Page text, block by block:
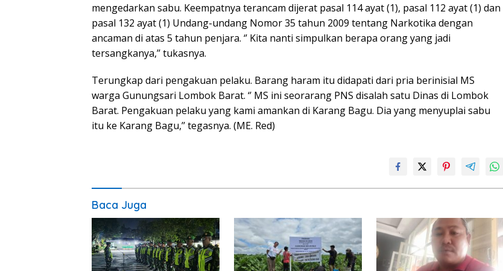
mengedarkan sabu. Keempatnya terancam dijerat pasal 114 ayat (1), pasal 112 ayat (1) dan
pasal 132 ayat (1) Undang-undang Nomor 35 tahun 2009 tentang Narkotika dengan
ancaman di atas 5 tahun penjara. ‘’ Kita nanti simpulkan berapa orang yang jadi
tersangkanya,’’ tukasnya.
Terungkap dari pengakuan pelaku. Barang haram itu didapati dari pria berinisial MS
warga Gunungsari Lombok Barat. ‘’ MS ini seorarang PNS disalah satu Dinas di Lombok
Barat. Pengakuan pelaku yang kami amankan di Karang Bagu. Dia yang menyuplai sabu
itu ke Karang Bagu,’’ tegasnya. (ME. Red)
Baca Juga